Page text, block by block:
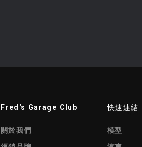
Fred's Garage Club
關於我們
快速連結
模型